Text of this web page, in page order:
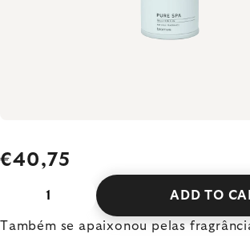
€40,75
ADD TO
Também se apaixonou pelas